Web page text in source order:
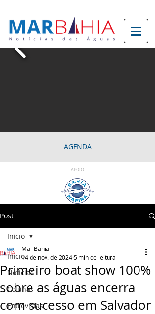
AGENDA
APOIO
Post
Início
Notícias
Colunas
Entrevistas
Início
Primeiro boat show 100%
sobre as águas encerra
com sucesso em Salvador
Mar Bahia
14 de nov. de 20245 min de leitura